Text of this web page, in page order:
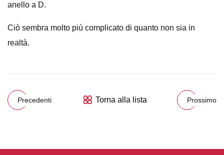
anello a D.
Ciò sembra molto più complicato di quanto non sia in
realtà.
Precedenti Torna alla lista Prossimo